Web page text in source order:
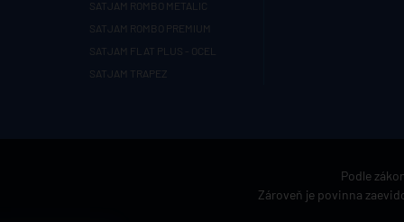
SATJAM ROMBO METALIC
SATJAM ROMBO PREMIUM
SATJAM FLAT PLUS - OCEL
SATJAM TRAPEZ
Podle
Zároveň je povinna